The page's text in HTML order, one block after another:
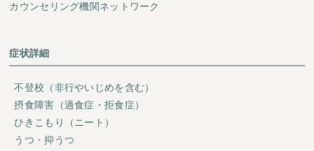
カウンセリング機関ネットワーク
症状詳細
不登校（非行やいじめを含む）
摂食障害（過食症・拒食症）
ひきこもり（ニート）
うつ・抑うつ